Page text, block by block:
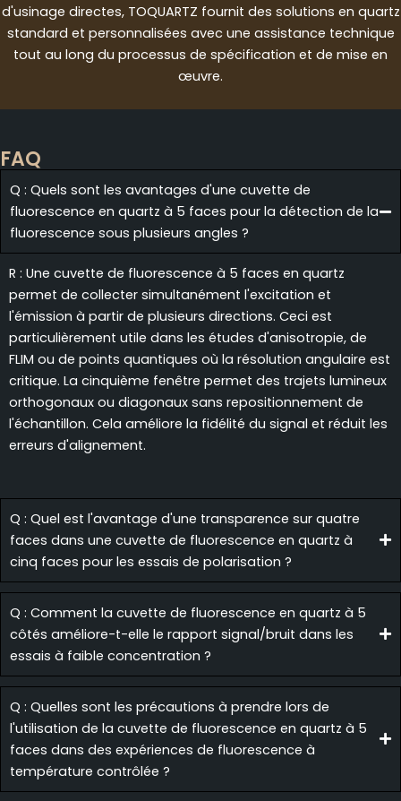
d'usinage directes, TOQUARTZ fournit des solutions en quartz
standard et personnalisées avec une assistance technique
tout au long du processus de spécification et de mise en
œuvre.
FAQ
Q : Quels sont les avantages d'une cuvette de
fluorescence en quartz à 5 faces pour la détection de la
fluorescence sous plusieurs angles ?
R : Une cuvette de fluorescence à 5 faces en quartz
permet de collecter simultanément l'excitation et
l'émission à partir de plusieurs directions. Ceci est
particulièrement utile dans les études d'anisotropie, de
FLIM ou de points quantiques où la résolution angulaire est
critique. La cinquième fenêtre permet des trajets lumineux
orthogonaux ou diagonaux sans repositionnement de
l'échantillon. Cela améliore la fidélité du signal et réduit les
erreurs d'alignement.
Q : Quel est l'avantage d'une transparence sur quatre
faces dans une cuvette de fluorescence en quartz à
cinq faces pour les essais de polarisation ?
Q : Comment la cuvette de fluorescence en quartz à 5
côtés améliore-t-elle le rapport signal/bruit dans les
essais à faible concentration ?
Q : Quelles sont les précautions à prendre lors de
l'utilisation de la cuvette de fluorescence en quartz à 5
faces dans des expériences de fluorescence à
température contrôlée ?